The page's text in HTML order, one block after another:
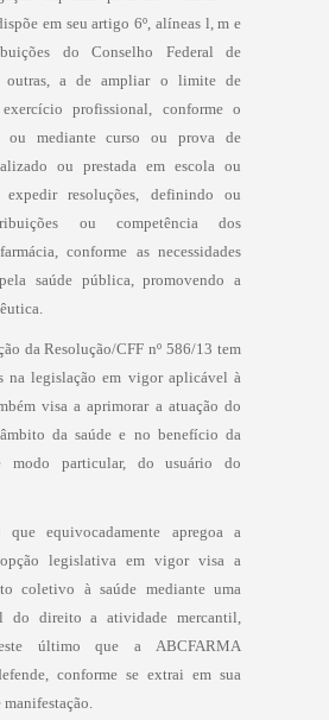
em seu artigo 6º, alíneas l, m e
do Conselho Federal de
outras, a de ampliar o limite de
profissional, conforme o
ou mediante curso ou prova de
ou prestada em escola ou
resoluções, definindo ou
ou competência dos
conforme as necessidades
saúde pública, promovendo a
da Resolução/CFF nº 586/13 tem
na legislação em vigor aplicável à
visa a aprimorar a atuação do
da saúde e no benefício da
modo particular, do usuário do
equivocadamente apregoa a
legislativa em vigor visa a
coletivo à saúde mediante uma
do direito a atividade mercantil,
último que a ABCFARMA
conforme se extrai em sua